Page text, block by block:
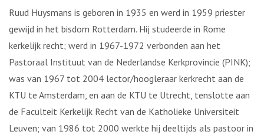
Ruud Huysmans is geboren in 1935 en werd in 1959 priester
gewijd in het bisdom Rotterdam. Hij studeerde in Rome
kerkelijk recht; werd in 1967-1972 verbonden aan het
Pastoraal Instituut van de Nederlandse Kerkprovincie (PINK);
was van 1967 tot 2004 lector/hoogleraar kerkrecht aan de
KTU te Amsterdam, en aan de KTU te Utrecht, tenslotte aan
de Faculteit Kerkelijk Recht van de Katholieke Universiteit
Leuven; van 1986 tot 2000 werkte hij deeltijds als pastoor in